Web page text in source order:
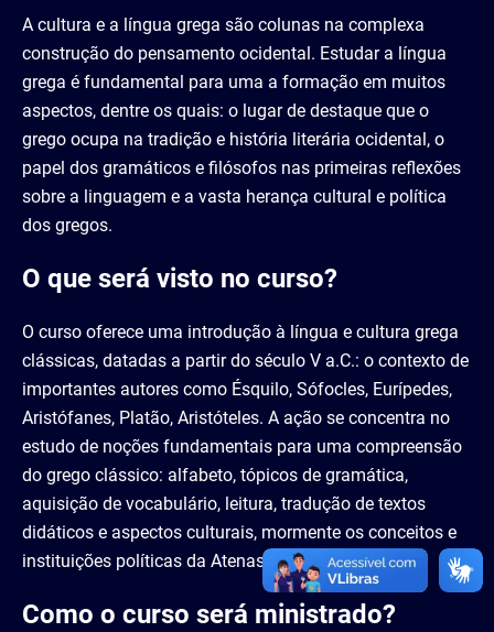
A cultura e a língua grega são colunas na complexa
construção do pensamento ocidental. Estudar a língua
grega é fundamental para uma a formação em muitos
aspectos, dentre os quais: o lugar de destaque que o
grego ocupa na tradição e história literária ocidental, o
papel dos gramáticos e filósofos nas primeiras reflexões
sobre a linguagem e a vasta herança cultural e política
dos gregos.
O que será visto no curso?
O curso oferece uma introdução à língua e cultura grega
clássicas, datadas a partir do século V a.C.: o contexto de
importantes autores como Ésquilo, Sófocles, Eurípedes,
Aristófanes, Platão, Aristóteles. A ação se concentra no
estudo de noções fundamentais para uma compreensão
do grego clássico: alfabeto, tópicos de gramática,
aquisição de vocabulário, leitura, tradução de textos
didáticos e aspectos culturais, mormente os conceitos e
instituições políticas da Atenas clássica.
Como o curso será ministrado?